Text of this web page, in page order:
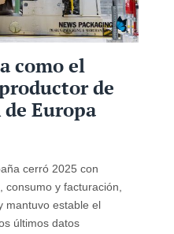
como el
de
Europa
cerró 2025 con
y facturación,
mantuvo estable el
últimos datos